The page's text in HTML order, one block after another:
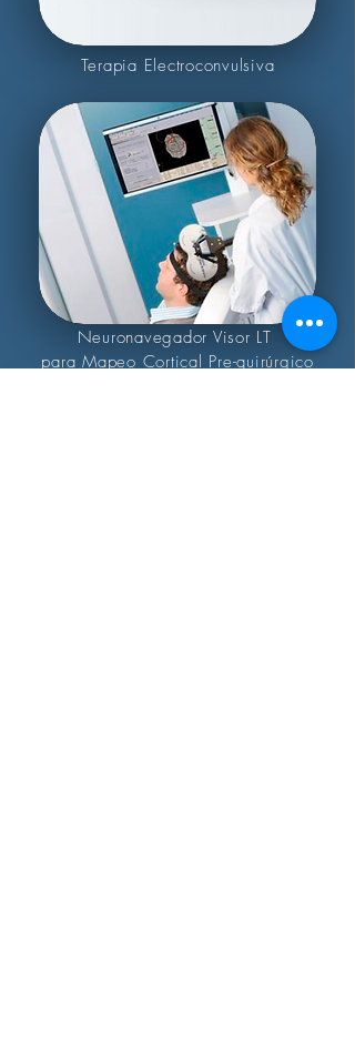
Terapia Electroconvulsiva
Neuronavegador Visor LT
para Mapeo Cortical Pre-quirúrgico